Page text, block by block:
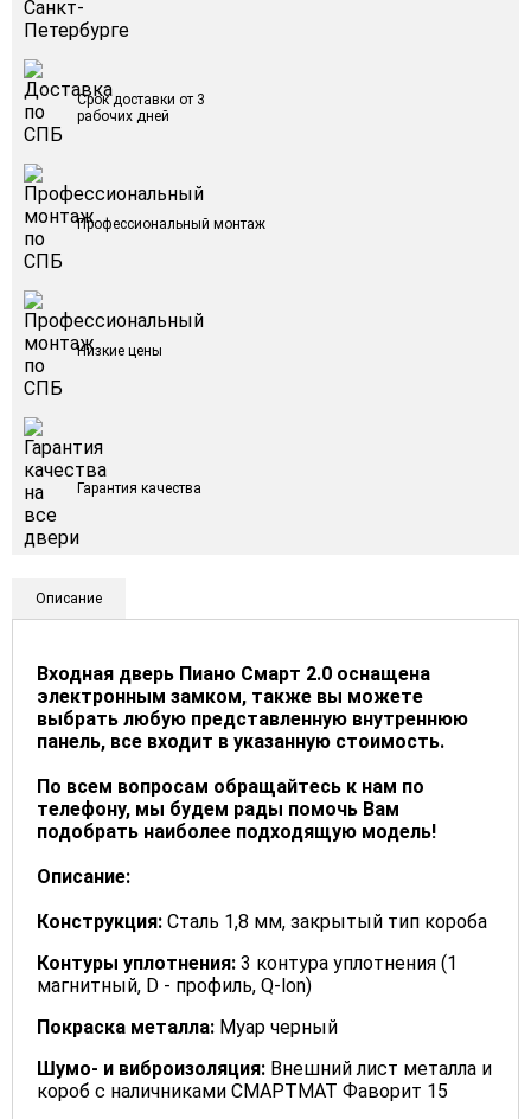
Срок доставки от 3
рабочих дней
Профессиональный монтаж
Низкие цены
Гарантия качества
Описание
Входная дверь Пиано Смарт 2.0 оснащена
электронным замком, также вы можете
выбрать любую представленную внутреннюю
панель, все входит в указанную стоимость.
По всем вопросам обращайтесь к нам по
телефону, мы будем рады помочь Вам
подобрать наиболее подходящую модель!
Описание:
Конструкция: Сталь 1,8 мм, закрытый тип короба
Контуры уплотнения: 3 контура уплотнения (1
магнитный, D - профиль, Q-lon)
Покраска металла: Муар черный
Шумо- и виброизоляция: Внешний лист металла и
короб с наличниками СМАРТМАТ Фаворит 15